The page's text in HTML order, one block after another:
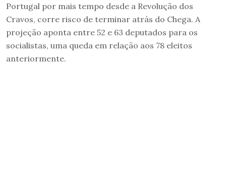
Portugal por mais tempo desde a Revolução dos
Cravos, corre risco de terminar atrás do Chega. A
projeção aponta entre 52 e 63 deputados para os
socialistas, uma queda em relação aos 78 eleitos
anteriormente.